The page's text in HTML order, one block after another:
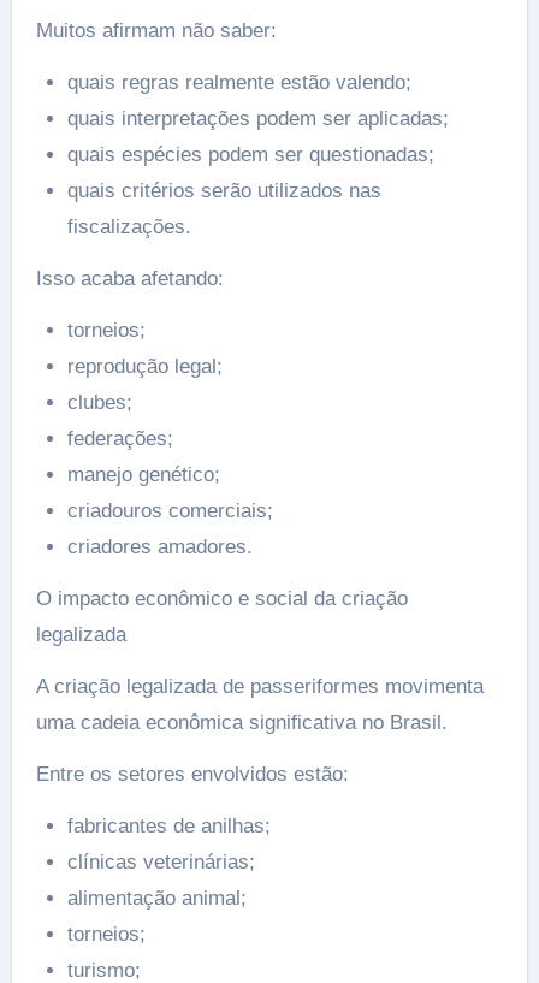
Muitos afirmam não saber:
quais regras realmente estão valendo;
quais interpretações podem ser aplicadas;
quais espécies podem ser questionadas;
quais critérios serão utilizados nas
fiscalizações.
Isso acaba afetando:
torneios;
reprodução legal;
clubes;
federações;
manejo genético;
criadouros comerciais;
criadores amadores.
O impacto econômico e social da criação
legalizada
A criação legalizada de passeriformes movimenta
uma cadeia econômica significativa no Brasil.
Entre os setores envolvidos estão:
fabricantes de anilhas;
clínicas veterinárias;
alimentação animal;
torneios;
turismo;